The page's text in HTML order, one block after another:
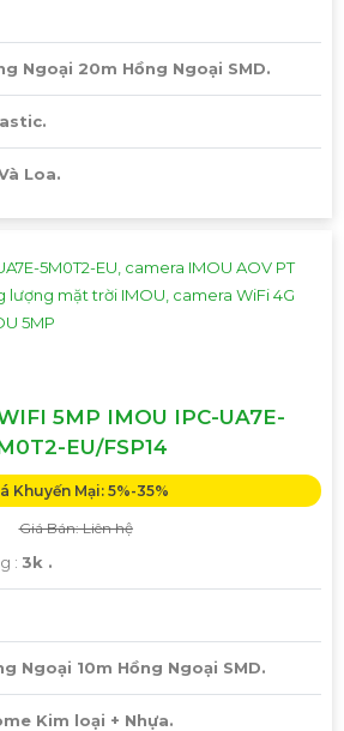
Ngoại 20m Hồng Ngoại SMD.
Loa.
5MP IMOU IPC-UA7E-
EU/FSP14
Khuyến Mại: 5%-35%
Giá Bán: Liên hệ
: 3k .
Ngoại 10m Hồng Ngoại SMD.
Kim loại + Nhựa.